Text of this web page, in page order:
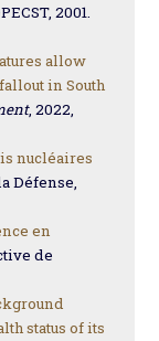
2001.
allow
in South
, 2022,
nucléaires
Défense,
en
de
status of its